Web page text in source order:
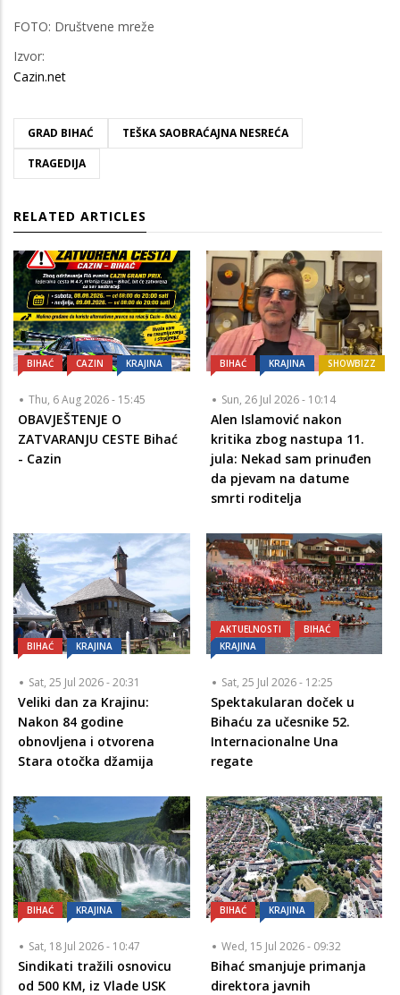
FOTO: Društvene mreže
Izvor:
Cazin.net
GRAD BIHAĆ
TEŠKA SAOBRAĆAJNA NESREĆA
TRAGEDIJA
RELATED ARTICLES
BIHAĆ CAZIN KRAJINA
Thu, 6 Aug 2026 - 15:45
OBAVJEŠTENJE O
ZATVARANJU CESTE Bihać
- Cazin
BIHAĆ KRAJINA SHOWBIZZ
Sun, 26 Jul 2026 - 10:14
Alen Islamović nakon
kritika zbog nastupa 11.
jula: Nekad sam prinuđen
da pjevam na datume
smrti roditelja
BIHAĆ KRAJINA
Sat, 25 Jul 2026 - 20:31
Veliki dan za Krajinu:
Nakon 84 godine
obnovljena i otvorena
Stara otočka džamija
AKTUELNOSTI
BIHAĆ
KRAJINA
Sat, 25 Jul 2026 - 12:25
Spektakularan doček u
Bihaću za učesnike 52.
Internacionalne Una
regate
BIHAĆ KRAJINA
Sat, 18 Jul 2026 - 10:47
Sindikati tražili osnovicu
od 500 KM, iz Vlade USK
BIHAĆ KRAJINA
Wed, 15 Jul 2026 - 09:32
Bihać smanjuje primanja
direktora javnih